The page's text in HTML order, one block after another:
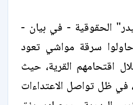
الحقوقية - في بيان -
سرقة مواشي تعود
اقتحامهم القرية، حيث
في ظل تواصل الاعتداءات